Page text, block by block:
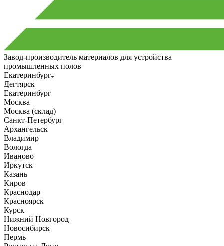
Завод-производитель материалов для устройства
промышленных полов
Екатеринбург
Дегтярск
Екатеринбург
Москва
Москва (склад)
Санкт-Петербург
Архангельск
Владимир
Вологда
Иваново
Иркутск
Казань
Киров
Краснодар
Красноярск
Курск
Нижний Новгород
Новосибирск
Пермь